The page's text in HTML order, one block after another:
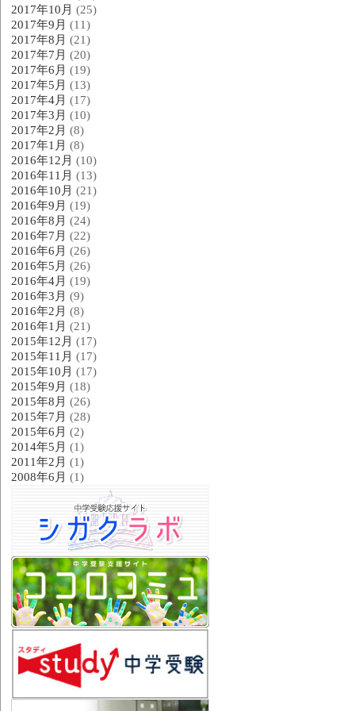
2017年10月 (25)
2017年9月 (11)
2017年8月 (21)
2017年7月 (20)
2017年6月 (19)
2017年5月 (13)
2017年4月 (17)
2017年3月 (10)
2017年2月 (8)
2017年1月 (8)
2016年12月 (10)
2016年11月 (13)
2016年10月 (21)
2016年9月 (19)
2016年8月 (24)
2016年7月 (22)
2016年6月 (26)
2016年5月 (26)
2016年4月 (19)
2016年3月 (9)
2016年2月 (8)
2016年1月 (21)
2015年12月 (17)
2015年11月 (17)
2015年10月 (17)
2015年9月 (18)
2015年8月 (26)
2015年7月 (28)
2015年6月 (2)
2014年5月 (1)
2011年2月 (1)
2008年6月 (1)